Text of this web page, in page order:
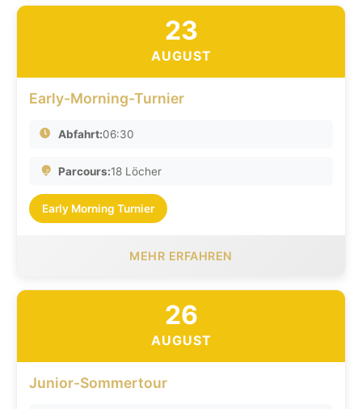
23
AUGUST
Early-Morning-Turnier
Abfahrt:06:30
Parcours:18 Löcher
Early Morning Turnier
MEHR ERFAHREN
26
AUGUST
Junior-Sommertour